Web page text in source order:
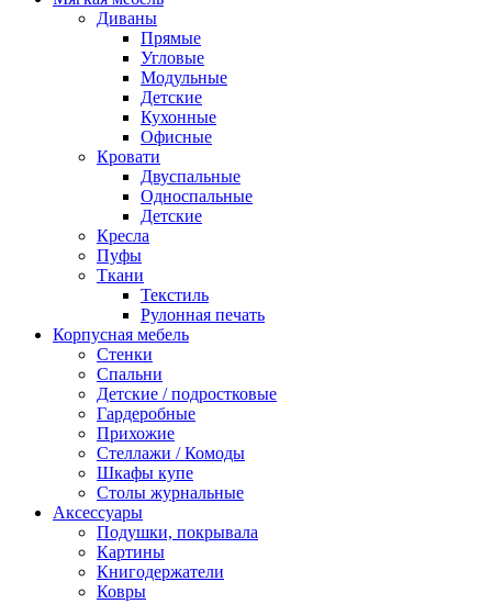
Диваны
Прямые
Угловые
Модульные
Детские
Кухонные
Офисные
Кровати
Двуспальные
Односпальные
Детские
Кресла
Пуфы
Ткани
Текстиль
Рулонная печать
Корпусная мебель
Стенки
Спальни
Детские / подростковые
Гардеробные
Прихожие
Стеллажи / Комоды
Шкафы купе
Столы журнальные
Аксессуары
Подушки, покрывала
Картины
Книгодержатели
Ковры